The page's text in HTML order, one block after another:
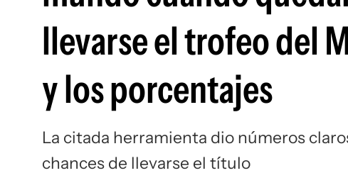
llevarse el trofeo del
y los porcentajes
La citada herramienta dio números
chances de llevarse el título